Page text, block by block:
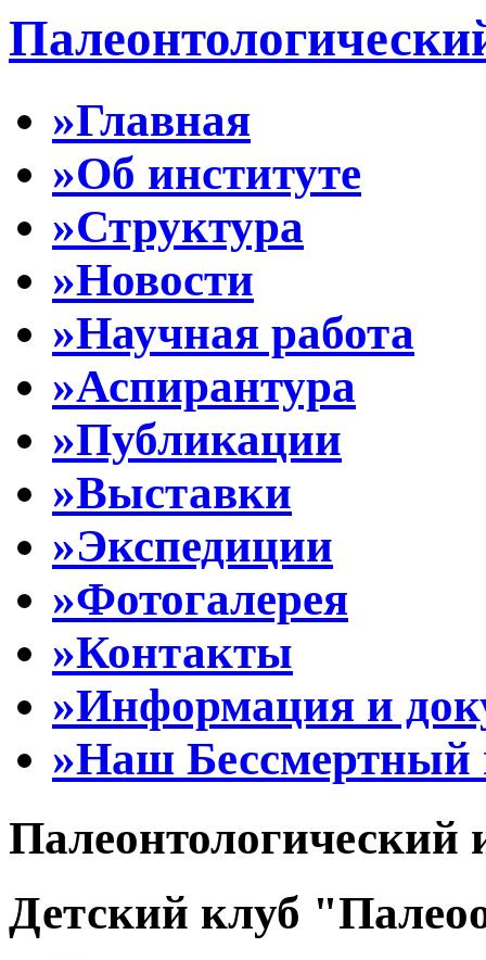
»Главная
»Об институте
»Структура
»Новости
»Научная работа
»Аспирантура
»Публикации
»Выставки
»Экспедиции
»Фотогалерея
»Контакты
»Информация и
»Наш Бессмертный
Палеонтологический
Детский клуб